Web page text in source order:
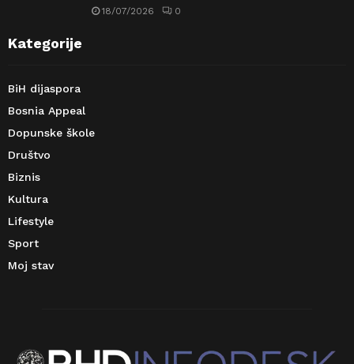
18/07/2026 0
Kategorije
BiH dijaspora
Bosnia Appeal
Dopunske škole
Društvo
Biznis
Kultura
Lifestyle
Sport
Moj stav